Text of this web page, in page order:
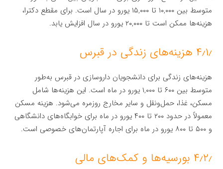
متوسط بین ۱۰,۰۰۰ تا ۱۵,۰۰۰ یورو در سال است. برای مقطع دکترا،
هزینه‌ها ممکن است تا ۲۰,۰۰۰ یورو در سال افزایش یابد.
۴٫۱٫ هزینه‌های زندگی در قبرس
هزینه‌های زندگی برای دانشجویان داروسازی در قبرس به‌طور
متوسط بین ۶۰۰ تا ۱,۰۰۰ یورو در ماه است. این هزینه‌ها شامل
مسکن، غذا، حمل‌ونقل و سایر مخارج روزمره می‌شود. هزینه مسکن
معمولاً در حدود ۲۰۰ تا ۴۰۰ یورو در ماه برای خوابگاه‌های دانشگاهی
و ۵۰۰ تا ۸۰۰ یورو در ماه برای اجاره آپارتمان‌های خصوصی است.
۴٫۲٫ بورسیه‌ها و کمک‌های مالی